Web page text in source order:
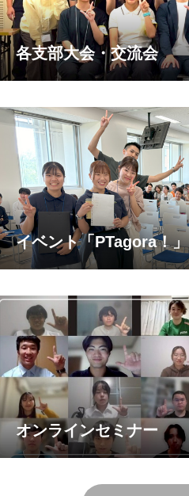
各支部大会・交流会
イベント「PTagora！」
オンラインセミナー